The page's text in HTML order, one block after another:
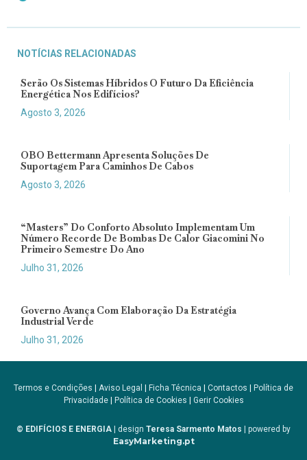
NOTÍCIAS RELACIONADAS
Serão Os Sistemas Híbridos O Futuro Da Eficiência
Energética Nos Edifícios?
Agosto 3, 2026
OBO Bettermann Apresenta Soluções De
Suportagem Para Caminhos De Cabos
Agosto 3, 2026
“Masters” Do Conforto Absoluto Implementam Um
Número Recorde De Bombas De Calor Giacomini No
Primeiro Semestre Do Ano
Julho 31, 2026
Governo Avança Com Elaboração Da Estratégia
Industrial Verde
Julho 31, 2026
Termos e Condições | Aviso Legal | Ficha Técnica | Contactos | Política de
Privacidade| Política de Cookies | Gerir Cookies
© EDIFÍCIOS E ENERGIA | design Teresa Sarmento Matos | powered by
EasyMarketing.pt